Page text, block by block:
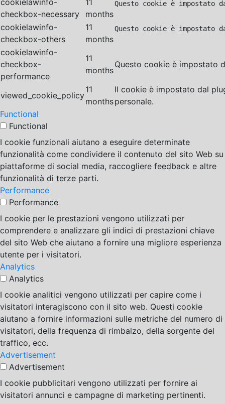
cookielawinfo-
checkbox-necessary
11
months
Questo cookie è impostato
cookielawinfo-
checkbox-others
11
months
Questo cookie è
cookielawinfo-
checkbox-
performance
11
months
Questo cookie è impostato
viewed_cookie_policy
11
months
Il cookie è impostato dal
personale.
Functional
Functional
I cookie funzionali aiutano a eseguire determinate
funzionalità come condividere il contenuto del sito Web su
piattaforme di social media, raccogliere feedback e altre
funzionalità di terze parti.
Performance
Performance
I cookie per le prestazioni vengono utilizzati per
comprendere e analizzare gli indici di prestazioni chiave
del sito Web che aiutano a fornire una migliore esperienza
utente per i visitatori.
Analytics
Analytics
I cookie analitici vengono utilizzati per capire come i
visitatori interagiscono con il sito web. Questi cookie
aiutano a fornire informazioni sulle metriche del numero di
visitatori, della frequenza di rimbalzo, della sorgente del
traffico, ecc.
Advertisement
Advertisement
I cookie pubblicitari vengono utilizzati per fornire ai
visitatori annunci e campagne di marketing pertinenti.